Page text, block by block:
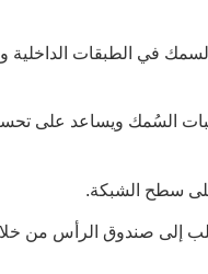
في الطبقات الداخلية
السُمك ويساعد على
سطح الشبكة.
إلى صندوق الرأس من